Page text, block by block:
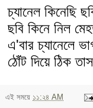
চ্যানেল কিনেছি
ছবি কিনে নিল
এ'বার চ্যানেলে
ঠোঁট দিয়ে ঠিক
এই সময়ে ১১:২৪ AM